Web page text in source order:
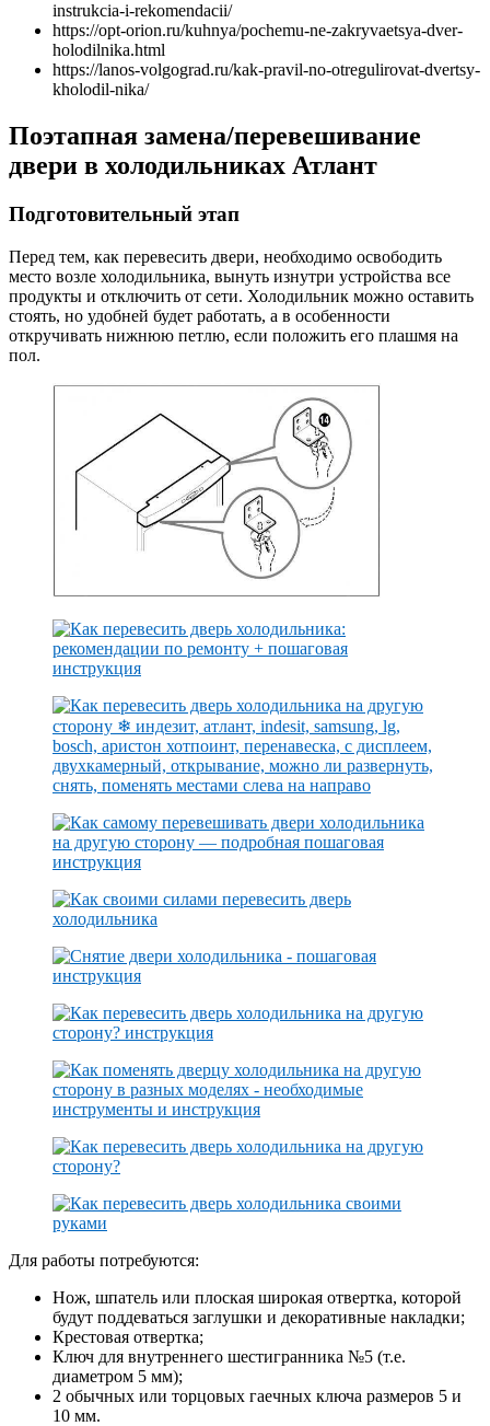
instrukcia-i-rekomendacii/
https://opt-orion.ru/kuhnya/pochemu-ne-zakryvaetsya-dver-
holodilnika.html
https://lanos-volgograd.ru/kak-pravil-no-otregulirovat-dvertsy-
kholodil-nika/
Поэтапная замена/перевешивание
двери в холодильниках Атлант
Подготовительный этап
Перед тем, как перевесить двери, необходимо освободить
место возле холодильника, вынуть изнутри устройства все
продукты и отключить от сети. Холодильник можно оставить
стоять, но удобней будет работать, а в особенности
откручивать нижнюю петлю, если положить его плашмя на
пол.
Для работы потребуются:
Нож, шпатель или плоская широкая отвертка, которой
будут поддеваться заглушки и декоративные накладки;
Крестовая отвертка;
Ключ для внутреннего шестигранника №5 (т.е.
диаметром 5 мм);
2 обычных или торцовых гаечных ключа размеров 5 и
10 мм.